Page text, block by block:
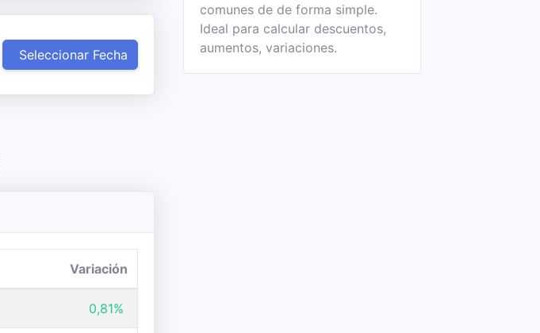
Seleccionar Fecha
Variación
0,81%
comunes de de forma simple.
Ideal para calcular descuentos,
aumentos, variaciones.